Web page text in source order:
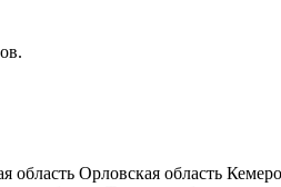
область Орловская область